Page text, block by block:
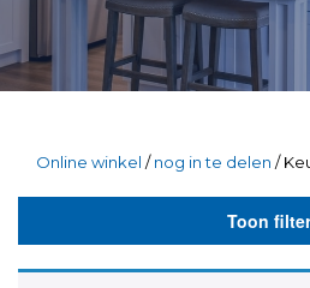
Online winkel /nog in te delen /
Toon filter